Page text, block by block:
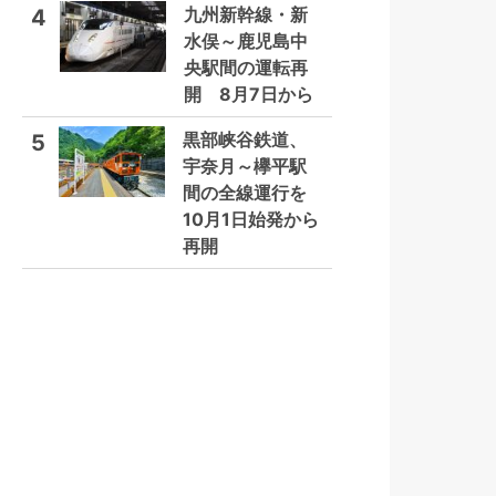
4
九州新幹線・新
水俣～鹿児島中
央駅間の運転再
開 8月7日から
5
黒部峡谷鉄道、
宇奈月～欅平駅
間の全線運行を
10月1日始発から
再開